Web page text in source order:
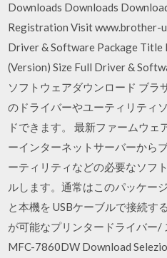
Downloads Downloads
Registration Visit www.brother-
Driver & Software Package Title
(Version) Size Full Driver &
ソフトウェアダウンロード ブラ
のドライバーやユーティリティ
ドできます。 最新ファームウェ
ーインターネットサーバーから
ーティリティなどの必要なソフ
ルします。通常はこのパッケー
と本機を USBケーブルで接続す
が可能なプリンタードライバー/
MFC-7860DW Download